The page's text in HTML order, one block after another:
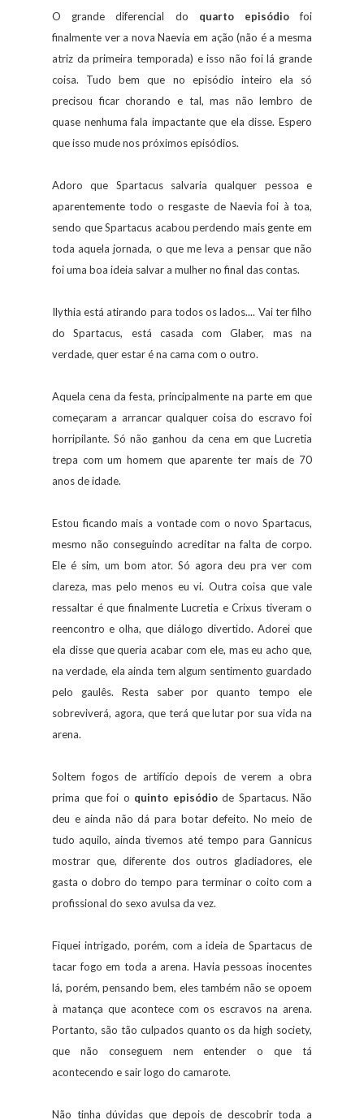
O grande diferencial do quarto episódiofoi
finalmente ver a nova Naevia em ação (não é a mesma
atriz da primeira temporada) e isso não foi lá grande
coisa. Tudo bem que no episódio inteiro ela só
precisou ficar chorando e tal, mas não lembro de
quase nenhuma fala impactante que ela disse. Espero
que isso mude nos próximos episódios.
Adoro que Spartacus salvaria qualquer pessoa e
aparentemente todo o resgaste de Naevia foi à toa,
sendo que Spartacus acabou perdendo mais gente em
toda aquela jornada, o que me leva a pensar que não
foi uma boa ideia salvar a mulher no final das contas.
Ilythia está atirando para todos os lados.... Vai ter filho
do Spartacus, está casada com Glaber, mas na
verdade, quer estar é na cama com o outro.
Aquela cena da festa, principalmente na parte em que
começaram a arrancar qualquer coisa do escravo foi
horripilante. Só não ganhou da cena em que Lucretia
trepa com um homem que aparente ter mais de 70
anos de idade.
Estou ficando mais a vontade com o novo Spartacus,
mesmo não conseguindo acreditar na falta de corpo.
Ele é sim, um bom ator. Só agora deu pra ver com
clareza, mas pelo menos eu vi. Outra coisa que vale
ressaltar é que finalmente Lucretia e Crixus tiveram o
reencontro e olha, que diálogo divertido. Adorei que
ela disse que queria acabar com ele, mas eu acho que,
na verdade, ela ainda tem algum sentimento guardado
pelo gaulês. Resta saber por quanto tempo ele
sobreviverá, agora, que terá que lutar por sua vida na
arena.
Soltem fogos de artifício depois de verem a obra
prima que foi o quinto episódiode Spartacus. Não
deu e ainda não dá para botar defeito. No meio de
tudo aquilo, ainda tivemos até tempo para Gannicus
mostrar que, diferente dos outros gladiadores, ele
gasta o dobro do tempo para terminar o coito com a
profissional do sexo avulsa da vez.
Fiquei intrigado, porém, com a ideia de Spartacus de
tacar fogo em toda a arena. Havia pessoas inocentes
lá, porém, pensando bem, eles também não se opoem
à matança que acontece com os escravos na arena.
Portanto, são tão culpados quanto os da high society,
que não conseguem nem entender o que tá
acontecendo e sair logo do camarote.
Não tinha dúvidas que depois de descobrir toda a